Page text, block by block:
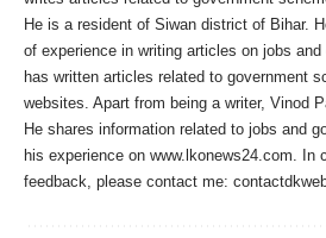
He is a resident of Siwan district of Bihar.
of experience in writing articles on jobs
has written articles related to government
websites. Apart from being a writer, Vinod
He shares information related to jobs and
his experience on www.lkonews24.com. In
feedback, please contact me: